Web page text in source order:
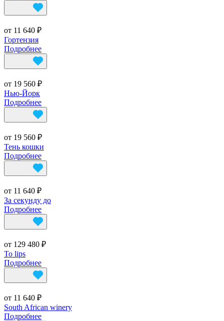
от 11 640 ₽
Гортензия
Подробнее
от 19 560 ₽
Нью-Йорк
Подробнее
от 19 560 ₽
Тень кошки
Подробнее
от 11 640 ₽
За секунду до
Подробнее
от 129 480 ₽
To lips
Подробнее
от 11 640 ₽
South African winery
Подробнее